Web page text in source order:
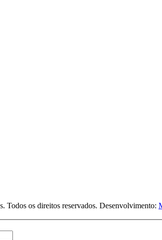
os direitos reservados. Desenvolvimento: